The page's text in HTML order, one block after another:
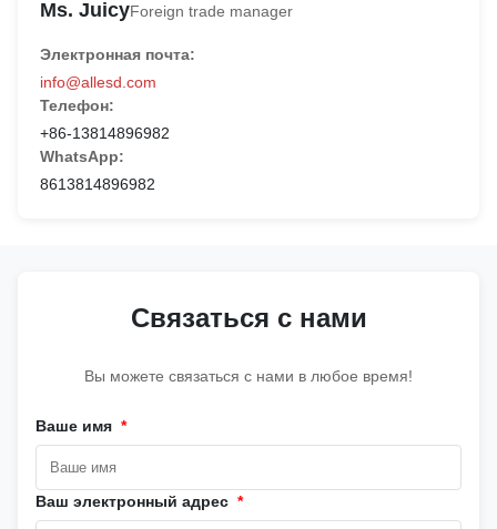
Ms. JuicyForeign trade manager
Электронная почта:
info@allesd.com
Телефон:
+86-13814896982
WhatsApp:
8613814896982
Связаться с нами
Вы можете связаться с нами в любое время!
Ваше имя *
Ваш электронный адрес *